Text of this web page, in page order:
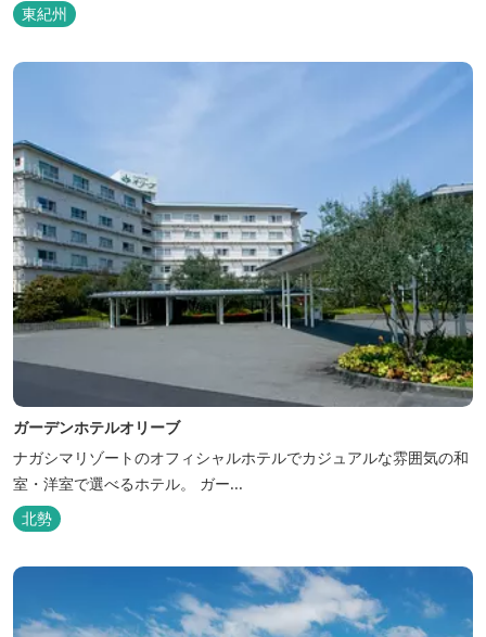
東紀州
ガーデンホテルオリーブ
ナガシマリゾートのオフィシャルホテルでカジュアルな雰囲気の和
室・洋室で選べるホテル。 ガー...
北勢